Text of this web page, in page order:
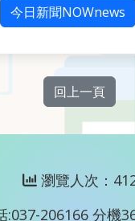
今日新聞NOWnews
回上一頁
瀏覽人次：
:037-206166 分機